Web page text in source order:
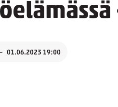
01.06.2023 19:00